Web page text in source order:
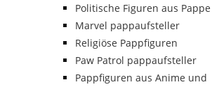
Politische Figuren aus Pappe
Marvel pappaufsteller
Religiöse Pappfiguren
Paw Patrol pappaufsteller
Pappfiguren aus Anime und